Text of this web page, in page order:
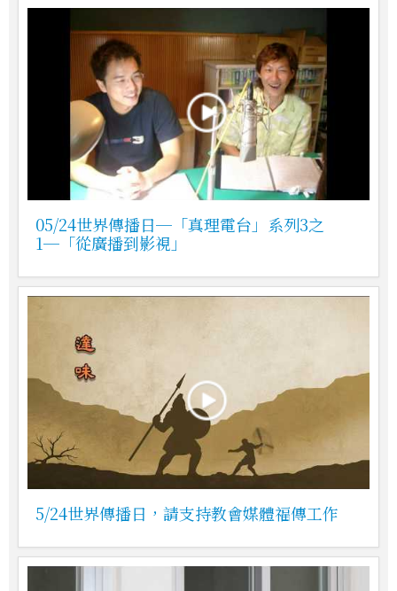
05/24世界傳播日─「真理電台」系列3之
1─「從廣播到影視」
5/24世界傳播日，請支持教會媒體福傳工作